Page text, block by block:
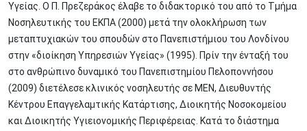
Υγείας. Ο Π. Πρεζεράκος έλαβε το διδακτορικό του από το Τμήμα
Νοσηλευτικής του ΕΚΠΑ (2000) μετά την ολοκλήρωση των
μεταπτυχιακών του σπουδών στο Πανεπιστήμιου του Λονδίνου
στην «διοίκηση Υπηρεσιών Υγείας» (1995). Πρίν την ένταξή του
στο ανθρώπινο δυναμικό του Πανεπιστημίου Πελοποννήσου
(2009) διετέλεσε κλινικός νοσηλευτής σε ΜΕΝ, Διευθυντής
Κέντρου Επαγγελαμτικής Κατάρτισης, Διοικητής Νοσοκομείου
και Διοικητής Υγιειονομικής Περιφέρειας. Κατά το διάστημα